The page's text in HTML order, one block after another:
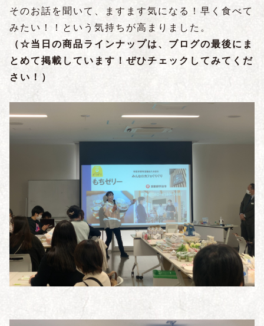
そのお話を聞いて、ますます気になる！早く食べて
みたい！！という気持ちが高まりました。
（☆当日の商品ラインナップは、ブログの最後にま
とめて掲載しています！ぜひチェックしてみてくだ
さい！）